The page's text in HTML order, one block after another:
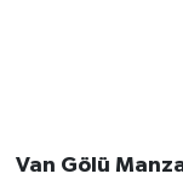
Van Gölü